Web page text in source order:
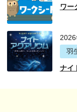
ワー
羽
ナイ